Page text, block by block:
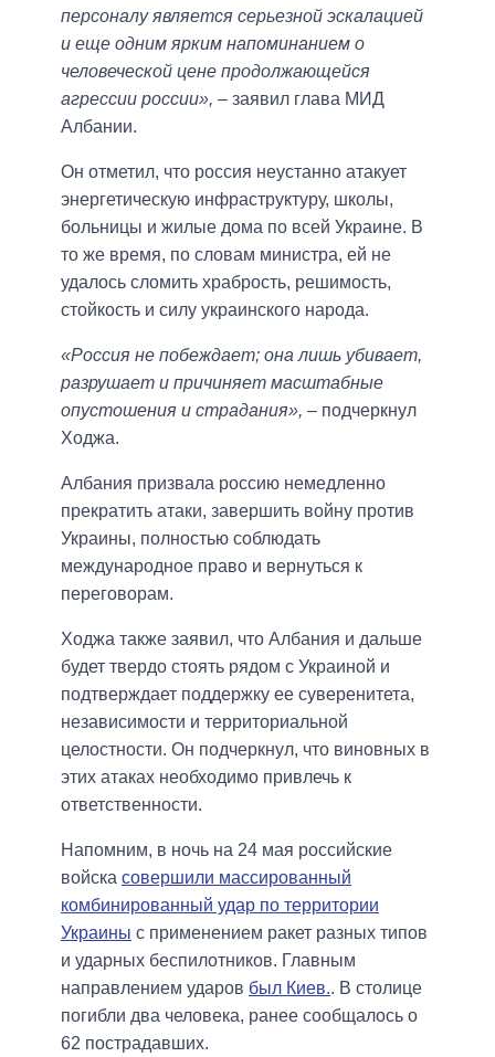
персоналу является серьезной эскалацией
и еще одним ярким напоминанием о
человеческой цене продолжающейся
агрессии россии», – заявил глава МИД
Албании.
Он отметил, что россия неустанно атакует
энергетическую инфраструктуру, школы,
больницы и жилые дома по всей Украине. В
то же время, по словам министра, ей не
удалось сломить храбрость, решимость,
стойкость и силу украинского народа.
«Россия не побеждает; она лишь убивает,
разрушает и причиняет масштабные
опустошения и страдания», – подчеркнул
Ходжа.
Албания призвала россию немедленно
прекратить атаки, завершить войну против
Украины, полностью соблюдать
международное право и вернуться к
переговорам.
Ходжа также заявил, что Албания и дальше
будет твердо стоять рядом с Украиной и
подтверждает поддержку ее суверенитета,
независимости и территориальной
целостности. Он подчеркнул, что виновных в
этих атаках необходимо привлечь к
ответственности.
Напомним, в ночь на 24 мая российские
войска совершили массированный
комбинированный удар по территории
Украины с применением ракет разных типов
и ударных беспилотников. Главным
направлением ударов был Киев.. В столице
погибли два человека, ранее сообщалось о
62 пострадавших.